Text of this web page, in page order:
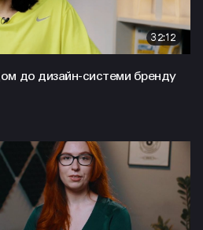
32:12
до дизайн-системи бренду